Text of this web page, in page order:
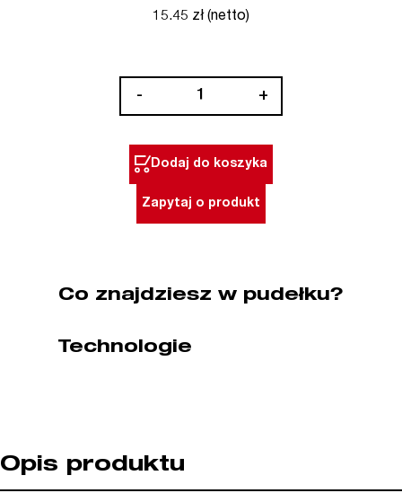
15.45 zł (netto)
-
32
kat.
+
Dodaj do koszyka
Zapytaj o produkt
Co znajdziesz w pudełku?
Technologie
Opis produktu